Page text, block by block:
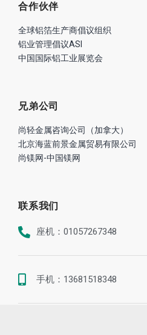
合作伙伴
全球铝箔生产商倡议组织
铝业管理倡议ASI
中国国际铝工业展览会
兄弟公司
尚轻金属咨询公司（加拿大）
北京海蓝前景金属贸易有限公司
尚镁网-中国镁网
联系我们
座机：01057267348
手机：13681518348